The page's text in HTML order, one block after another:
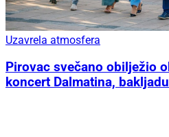
Uzavrela atmosfera
Pirovac svečano obilježio
koncert Dalmatina,